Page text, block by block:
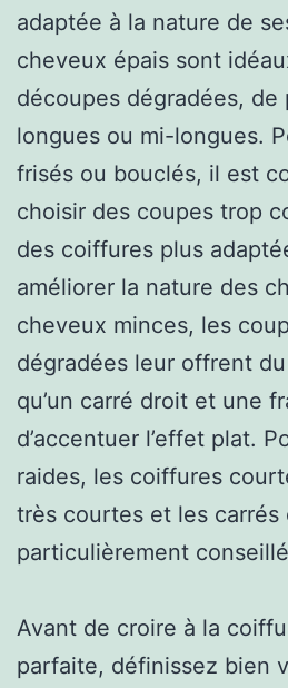
adaptée à la nature de
cheveux épais sont
découpes dégradées, de
longues ou mi-longues.
frisés ou bouclés, il est
choisir des coupes trop
des coiffures plus
améliorer la nature des
cheveux minces, les
dégradées leur offrent
qu’un carré droit et une
d’accentuer l’effet plat.
raides, les coiffures
très courtes et les carrés
particulièrement
Avant de croire à la
parfaite, définissez bien